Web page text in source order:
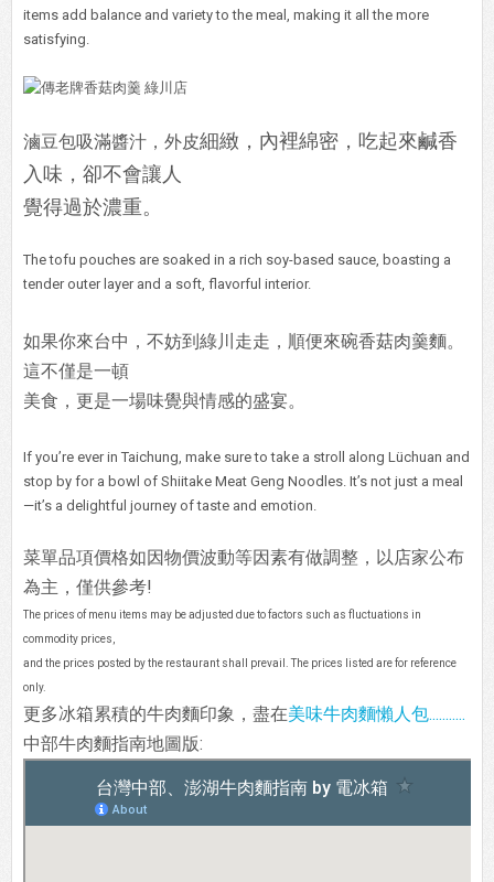
items add balance and variety to the meal, making it all the more
satisfying.
滷豆包吸滿醬汁，外皮細緻，內裡綿密，吃起來鹹香
入味，卻不會讓人
覺得過於濃重。
The tofu pouches are soaked in a rich soy-based sauce, boasting a
tender outer layer and a soft, flavorful interior.
如果你來台中，不妨到綠川走走，順便來碗香菇肉羹麵。
這不僅是一頓
美食，更是一場味覺與情感的盛宴。
If you’re ever in Taichung, make sure to take a stroll along Lüchuan and
stop by for a bowl of Shiitake Meat Geng Noodles. It’s not just a meal
—it’s a delightful journey of taste and emotion.
菜單品項價格如因物價波動等因素有做調整，以店家公布
為主，僅供參考!
The prices of menu items may be adjusted due to factors such as fluctuations in
commodity prices,
and the prices posted by the restaurant shall prevail. The prices listed are for reference
only.
更多冰箱累積的牛肉麵印象，盡在美味牛肉麵懶人包...........
中部牛肉麵指南地圖版: